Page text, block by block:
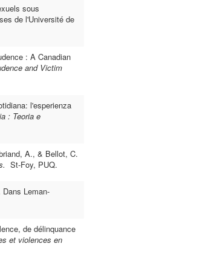
sous
de l'Université de
: A Canadian
and Victim
l'esperienza
: Teoria e
A., & Bellot, C.
St-Foy, PUQ.
Leman-
de délinquance
et violences en